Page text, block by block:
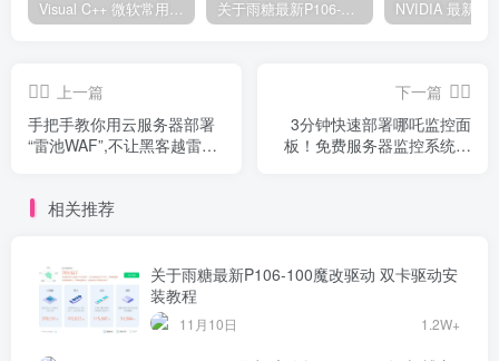
Visual C++ 微软常用运行库合集 (32+64位合集)2024.11.06 关于雨糖最新P106-100魔改驱动 双卡驱动安装教程
上一篇
手把手教你用云服务器部署
“雷池WAF”,不让黑客越雷池
下一篇
3分钟快速部署哪吒监控面
板！免费服务器监控系统完
相关推荐
关于雨糖最新P106-100魔改驱动 双卡驱动安
装教程
11月10日 1.2W+